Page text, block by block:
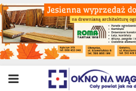
PRIMARY